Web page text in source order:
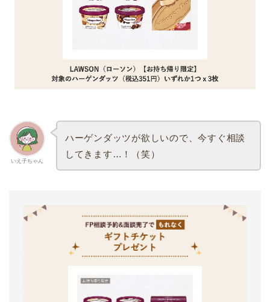
いえ子ちゃん
ハーゲンダッツが欲しいので、今すぐ相談
してきます…！（笑）